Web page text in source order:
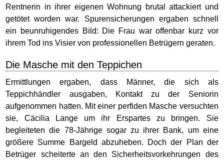
Rentnerin in ihrer eigenen Wohnung brutal attackiert und
getötet worden war. Spurensicherungen ergaben schnell
ein beunruhigendes Bild: Die Frau war offenbar kurz vor
ihrem Tod ins Visier von professionellen Betrügern geraten.
Die Masche mit den Teppichen
Ermittlungen ergaben, dass Männer, die sich als
Teppichhändler ausgaben, Kontakt zu der Seniorin
aufgenommen hatten. Mit einer perfiden Masche versuchten
sie, Cäcilia Lange um ihr Erspartes zu bringen. Sie
begleiteten die 78-Jährige sogar zu ihrer Bank, um eine
größere Summe Bargeld abzuheben. Doch der Plan der
Betrüger scheiterte an den Sicherheitsvorkehrungen des